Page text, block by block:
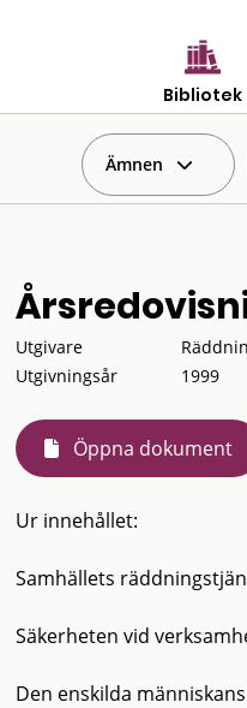
Bibliotek
Ämnen
Utgivare
Utgivningsår
1999
Öppna dokument
Ur innehållet:
Samhällets
Säkerheten vid
Den enskilda